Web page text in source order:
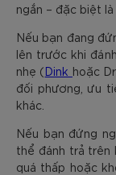
ngắn – đặc biệt
Nếu bạn đang
lên trước khi
nhẹ (Dink hoặc
đối phương, ưu
khác.
Nếu bạn đứng
thể đánh trả trên
quá thấp hoặc